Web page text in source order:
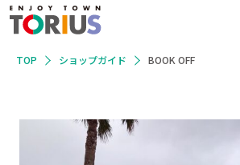
TOP ショップガイド BOOK OFF